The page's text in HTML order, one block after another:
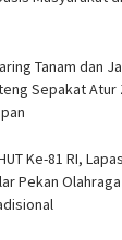
Ekonomi
Tanam dan
Sepakat Atur
Ke-81 RI,
Pekan